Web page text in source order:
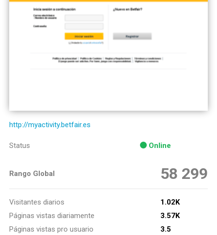
http://myactivity.betfair.es
Status Online
Rango Global 58 299
Visitantes diarios
1.02K
Páginas vistas diariamente
3.57K
Páginas vistas pro usuario
3.5